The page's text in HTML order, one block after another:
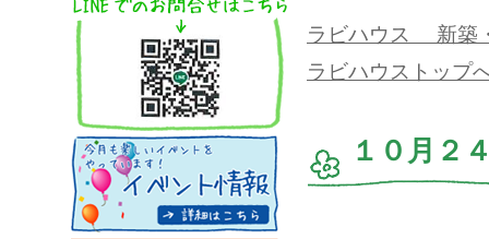
ラビハウス 新築
ラビハウストップ
１０月２